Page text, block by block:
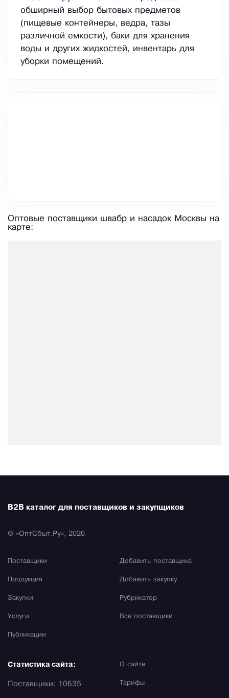
обширный выбор бытовых предметов
(пищевые контейнеры, ведра, тазы
различной емкости), баки для хранения
воды и других жидкостей, инвентарь для
уборки помещений.
Оптовые поставщики швабр и насадок Москвы на
карте:
B2B каталог для поставщиков и закупщиков
© «ОптСбыт.Ру», 2026
Поставщики
Продукция
Закупки
Услуги
Публикации
Добавить поставщика
Добавить закупку
Рубрикатор
Все поставщики
О сайте
Тарифы
Статистика сайта:
Поставщики: 10635